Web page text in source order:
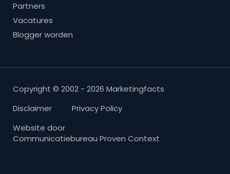
Partners
Vacatures
Blogger worden
Copyright © 2002 - 2026 Marketingfacts
Disclaimer
Privacy Policy
Website door
Communicatiebureau Proven Context